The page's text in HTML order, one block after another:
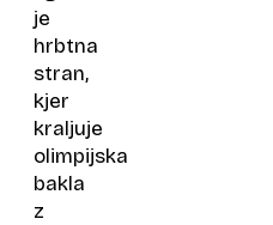
je
hrbtna
stran,
kjer
kraljuje
olimpijska
bakla
z